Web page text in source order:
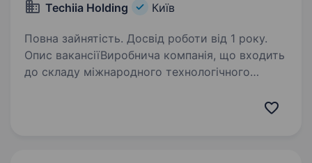
Techiia Holding
Київ
Повна зайнятість. Досвід роботи від 1 року.
Опис вакансіїВиробнича компанія, що входить
до складу міжнародного технологічного
та технічно грамотного Слюсаря-ремонтника.